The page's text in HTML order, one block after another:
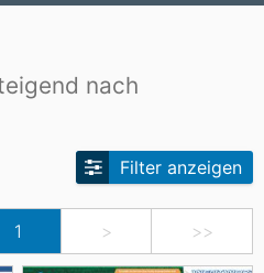
nach
1 > >>
Filter anzeigen